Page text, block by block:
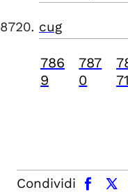
cug
786
9
787
0
71
Condividi
facebook x.com